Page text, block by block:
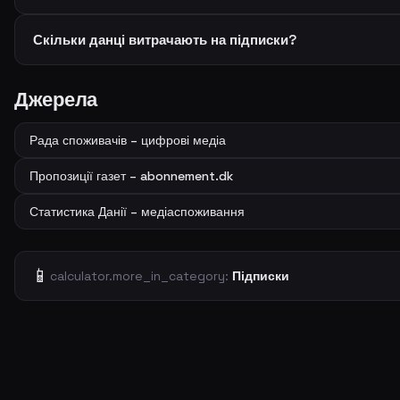
Скільки данці витрачають на підписки?
Джерела
Рада споживачів – цифрові медіа
Пропозиції газет – abonnement.dk
Статистика Данії – медіаспоживання
📱 calculator.more_in_category: Підписки